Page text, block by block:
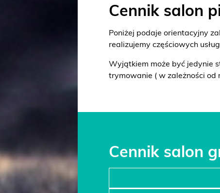
Cennik salon
Poniżej podaje orientacyjny
realizujemy częściowych
Wyjątkiem może być jedynie
trymowanie ( w zależności od
Cennik salon